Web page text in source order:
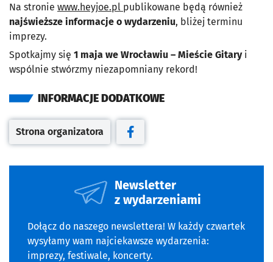
Na stronie www.heyjoe.pl publikowane będą również
najświeższe informacje o wydarzeniu, bliżej terminu
imprezy.
Spotkajmy się 1 maja we Wrocławiu – Mieście Gitaryi
wspólnie stwórzmy niezapomniany rekord!
INFORMACJE DODATKOWE
Otwiera się w nowej karcie
Strona organizatora
Otwiera się w nowej karcie
Newsletter
z wydarzeniami
Dołącz do naszego newslettera! W każdy czwartek
wysyłamy wam najciekawsze wydarzenia:
imprezy, festiwale, koncerty.